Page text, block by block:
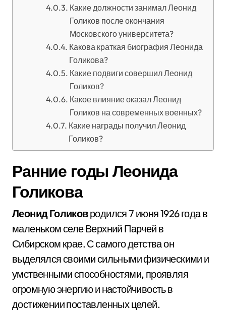
Какие должности занимал Леонид
Голиков после окончания
Московского университета?
Какова краткая биография Леонида
Голикова?
Какие подвиги совершил Леонид
Голиков?
Какое влияние оказал Леонид
Голиков на современных военных?
Какие награды получил Леонид
Голиков?
Ранние годы Леонида
Голикова
Леонид Голиковродился 7 июня 1926 года в
маленьком селе Верхний Парчей в
Сибирском крае. С самого детства он
выделялся своими сильными физическими и
умственными способностями, проявляя
огромную энергию и настойчивость в
достижении поставленных целей.